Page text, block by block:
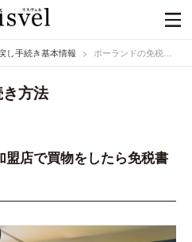
し手続き基本情報 ポーランドの免税手続き方法
方法
盟店で買物をしたら免税書